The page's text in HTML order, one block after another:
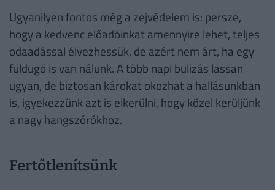
Ugyanilyen fontos még a zejvédelem is: persze,
hogy a kedvenc előadóinkat amennyire lehet, teljes
odaadással élvezhessük, de azért nem árt, ha egy
füldugó is van nálunk. A több napi bulizás lassan
ugyan, de biztosan károkat okozhat a hallásunkban
is, igyekezzünk azt is elkerülni, hogy közel kerüljünk
a nagy hangszórókhoz.
Fertőtlenítsünk